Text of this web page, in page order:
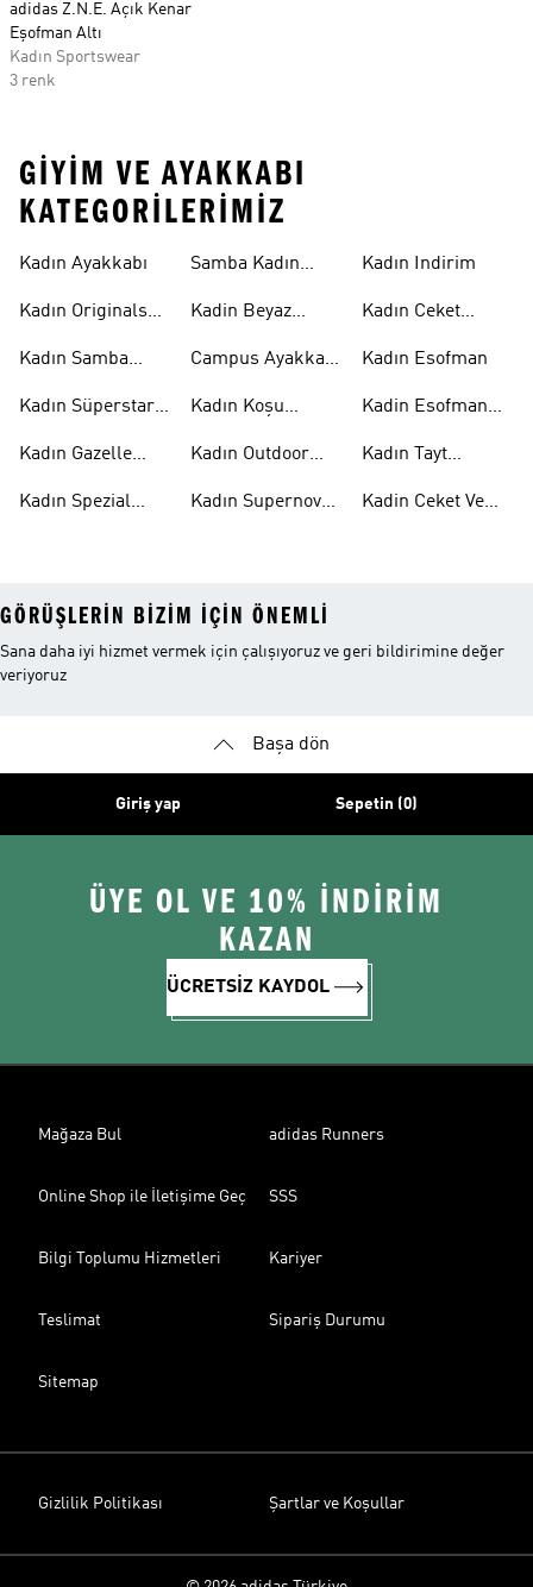
adidas Z.N.E. Açık Kenar
Eşofman Altı
Kadın Sportswear
3 renk
GIYIM VE AYAKKABI
KATEGORILERIMIZ
Kadın Ayakkabı
Kadın Originals
Kadın Samba
Kadın Süperstar
Kadın Gazelle
Kadın Spezial
Samba Kadın
Kadin Beyaz
Campus Ayakkabı
Kadın Koşu
Kadın Outdoor
Kadın Supernova
Kadın Indirim
Kadın Ceket
Kadın Esofman
Kadin Esofman
Kadın Tayt
Kadin Ceket Ve
GÖRÜŞLERIN BIZIM IÇIN ÖNEMLI
Sana daha iyi hizmet vermek için çalışıyoruz ve geri bildirimine değer
veriyoruz
Başa dön
Giriş yap Sepetin (0)
ÜYE OL VE 10% İNDİRİM
KAZAN
ÜCRETSİZ KAYDOL
Mağaza Bul adidas Runners
Online Shop ile İletişime Geç SSS
Bilgi Toplumu Hizmetleri Kariyer
Teslimat Sipariş Durumu
Sitemap
Gizlilik Politikası Şartlar ve Koşullar